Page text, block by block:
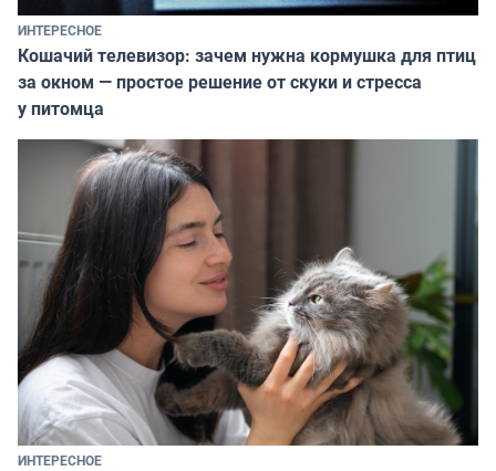
ИНТЕРЕСНОЕ
Кошачий телевизор: зачем нужна кормушка для птиц
за окном — простое решение от скуки и стресса
у питомца
ИНТЕРЕСНОЕ